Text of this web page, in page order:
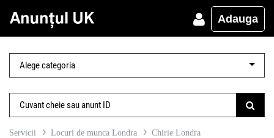
Adauga
Servicii Locuri de munca Londra Chirie Londra